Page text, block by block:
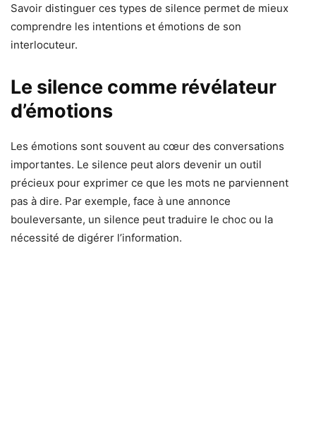
Savoir distinguer ces types de silence permet de mieux
comprendre les intentions et émotions de son
interlocuteur.
Le silence comme révélateur
d’émotions
Les émotions sont souvent au cœur des conversations
importantes. Le silence peut alors devenir un outil
précieux pour exprimer ce que les mots ne parviennent
pas à dire. Par exemple, face à une annonce
bouleversante, un silence peut traduire le choc ou la
nécessité de digérer l’information.